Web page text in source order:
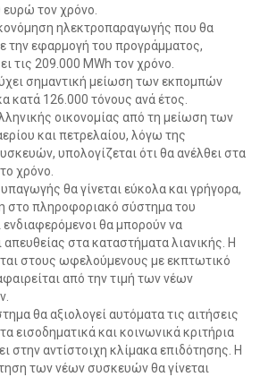
τον χρόνο.
ηλεκτροπαραγωγής που θα
την εφαρμογή του προγράμματος,
τις 209.000 MWh τον χρόνο.
σημαντική μείωση των εκπομπών
κατά 126.000 τόνους ανά έτος.
οικονομίας από τη μείωση των
και πετρελαίου, λόγω της
υπολογίζεται ότι θα ανέλθει στα
χρόνο.
θα γίνεται εύκολα και γρήγορα,
στο πληροφοριακό σύστημα του
θα μπορούν να
στα καταστήματα λιανικής. Η
στους ωφελούμενους με εκπτωτικό
από την τιμή των νέων
θα αξιολογεί αυτόματα τις αιτήσεις
εισοδηματικά και κοινωνικά κριτήρια
στην αντίστοιχη κλίμακα επιδότησης. Η
των νέων συσκευών θα γίνεται